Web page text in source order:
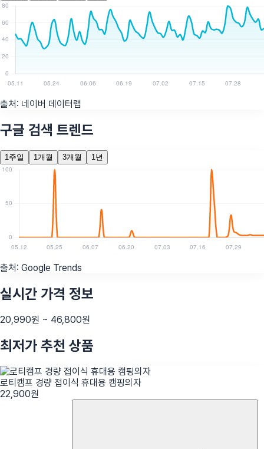
출처: 네이버 데이터랩
구글 검색 트렌드
1주일 1개월 3개월 1년
출처: Google Trends
실시간 가격 정보
20,990원 ~ 46,800원
최저가 추천 상품
로티캠프 경량 접이식 휴대용 캠핑의자
22,900원